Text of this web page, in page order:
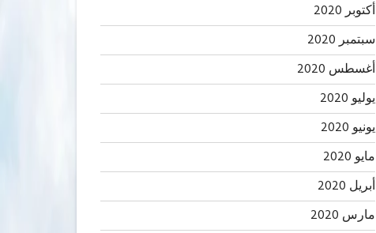
أكتوبر 2020
سبتمبر 2020
أغسطس 2020
يوليو 2020
يونيو 2020
مايو 2020
أبريل 2020
مارس 2020